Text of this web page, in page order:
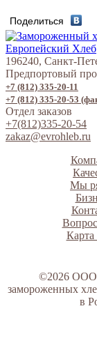
Поделиться
196240, Санкт-
Предпортовый
+7 (812) 335-20-11
+7 (812) 335-20-53
Отдел заказов
+7(812)335-20-54
zakaz@evrohleb.ru
Мы
Карта
©2026 ООО
замороженных
в